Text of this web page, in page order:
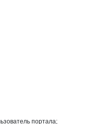
портала;